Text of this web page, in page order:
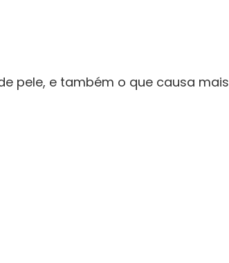
pele, e também o que causa mais